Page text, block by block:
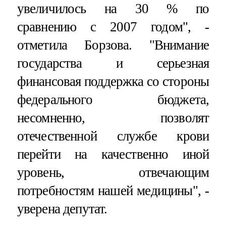
увеличилось на 30 % по
сравнению с 2007 годом", -
отметила Борзова. "Внимание
государства и серьезная
финансовая поддержка со стороны
федерального бюджета,
несомненно, позволят
отечественной службе крови
перейти на качественно иной
уровень, отвечающим
потребностям нашей медицины", -
уверена депутат.